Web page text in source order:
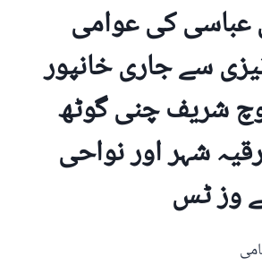
عباسی کی عوامی
سے جاری خانپور
شریف چنی گوٹھ
شہر اور نواحی
وز ٹس